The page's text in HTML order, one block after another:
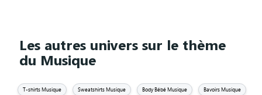
Les autres univers sur le thème
du Musique
T-shirts Musique Sweatshirts Musique Body Bébé Musique Bavoirs Musique